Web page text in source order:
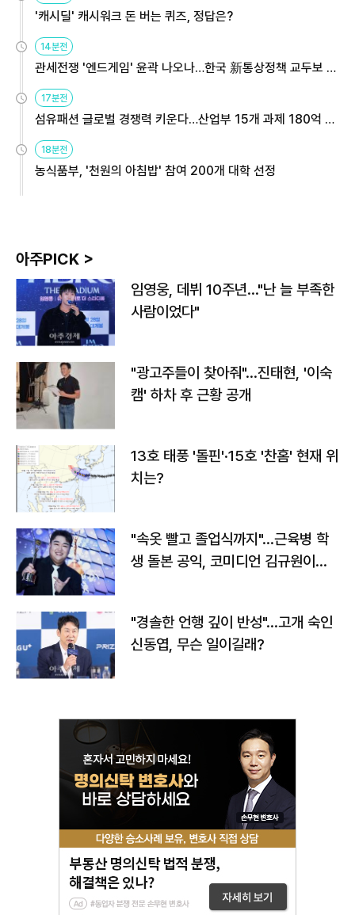
'캐시딜' 캐시워크 돈 버는 퀴즈, 정답은?
14분전
관세전쟁 '엔드게임' 윤곽 나오나…한국 新통상정책 교두보 활
17분전
섬유패션 글로벌 경쟁력 키운다…산업부 15개 과제 180억 지
18분전
농식품부, '천원의 아침밥' 참여 200개 대학 선정
아주PICK >
임영웅, 데뷔 10주년…"난 늘 부족한
사람이었다"
"광고주들이 찾아줘"…진태현, '이숙
캠' 하차 후 근황 공개
13호 태풍 '돌핀'·15호 '찬홈' 현재 위
치는?
"속옷 빨고 졸업식까지"…근육병 학
생 돌본 공익, 코미디언 김규원이었
"경솔한 언행 깊이 반성"…고개 숙인
신동엽, 무슨 일이길래?